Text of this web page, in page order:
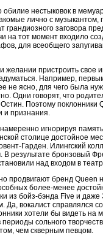
нестыковок в
лично с музыкантом,
заговора
тот момент входило
для всеобщего
желании пристроить свое
Например,
ясно, для чего была
Одни говорят, что
Поэтому поклонники
и признания.
игнорируя
столице достойное
Гарден. Илингский
В результате бронзовый
над входом в
продвигают бренд Queen
более-менее
из бойз-бэнда Five и даже
вокалист справлялся
хотели бы видеть на
сольного
чем скверным певцом.